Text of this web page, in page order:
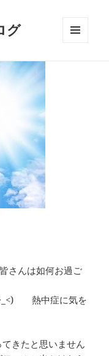
グ
んは如何お過ご
熱中症に気を
きたと思いません